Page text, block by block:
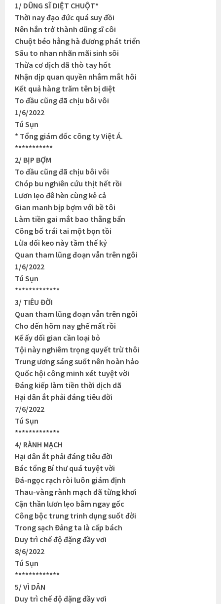
1/ DŨNG SĨ DIỆT CHUỘT*
Thời nay đạo đức quá suy đồi
Nên hắn trở thành dũng sĩ côi
Chuột béo hằng hà đương phát triển
Sâu to nhan nhãn mãi sinh sôi
Thừa cơ dịch dã thò tay hốt
Nhận dịp quan quyền nhắm mắt hôi
Kết quả hàng trăm tên bị diệt
To đầu cũng đã chịu bôi vôi
1/6/2022
Tú Sụn
* Tổng giám đốc công ty Việt Á.
***********
2/ BỊP BỢM
To đầu cũng đã chịu bôi vôi
Chóp bu nghiên cứu thịt hết rồi
Lươn lẹo đê hèn cùng kẻ cả
Gian manh bịp bợm với bề tôi
Làm tiền gai mắt bao thằng bẩn
Công bố trái tai một bọn tồi
Lừa dối keo này tầm thế kỷ
Quan tham lũng đoạn vẫn trên ngôi
1/6/2022
Tú Sụn
*************
3/ TIÊU ĐỜI
Quan tham lũng đoạn vẫn trên ngôi
Cho đến hôm nay ghế mất rồi
Kế ấy dối gian cần loại bỏ
Tội này nghiêm trọng quyết trừ thôi
Trung ương sáng suốt nên hoàn hảo
Quốc hội công minh xét tuyệt vời
Đáng kiếp làm tiền thời dịch dã
Hại dân ắt phải đáng tiêu đời
7/6/2022
Tú Sụn
*************
4/ RÀNH MẠCH
Hại dân ắt phải đáng tiêu đời
Bác tổng Bí thư quá tuyệt vời
Đá-ngọc rạch ròi luôn giám định
Thau-vàng rành mạch đã từng khơi
Cận thần lươn lẹo bằm ngay gốc
Công bộc trung trinh dụng suốt đời
Trong sạch Đảng ta là cấp bách
Duy trì chế độ đặng đầy vơi
8/6/2022
Tú Sụn
*************
5/ VÌ DÂN
Duy trì chế độ đặng đầy vơi